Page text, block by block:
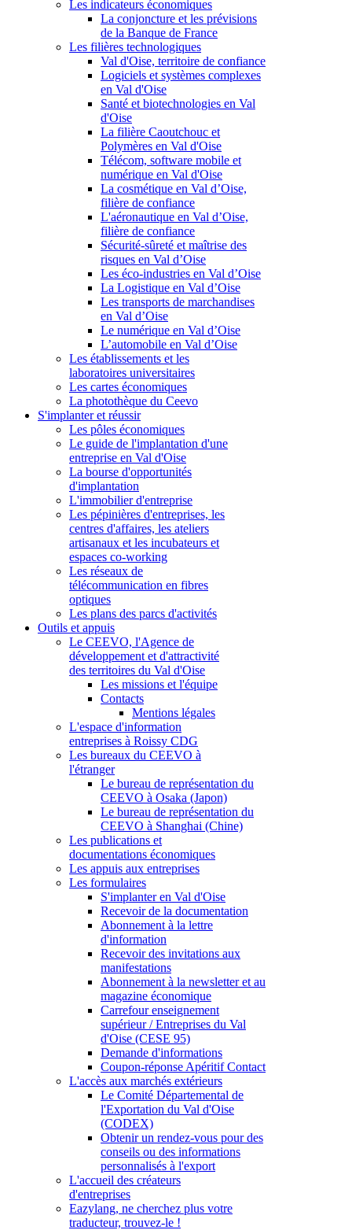
Les indicateurs économiques
La conjoncture et les prévisions
de la Banque de France
Les filières technologiques
Val d'Oise, territoire de confiance
Logiciels et systèmes complexes
en Val d'Oise
Santé et biotechnologies en Val
d'Oise
La filière Caoutchouc et
Polymères en Val d'Oise
Télécom, software mobile et
numérique en Val d'Oise
La cosmétique en Val d’Oise,
filière de confiance
L'aéronautique en Val d’Oise,
filière de confiance
Sécurité-sûreté et maîtrise des
risques en Val d’Oise
Les éco-industries en Val d’Oise
La Logistique en Val d’Oise
Les transports de marchandises
en Val d’Oise
Le numérique en Val d’Oise
L’automobile en Val d’Oise
Les établissements et les
laboratoires universitaires
Les cartes économiques
La photothèque du Ceevo
S'implanter et réussir
Les pôles économiques
Le guide de l'implantation d'une
entreprise en Val d'Oise
La bourse d'opportunités
d'implantation
L'immobilier d'entreprise
Les pépinières d'entreprises, les
centres d'affaires, les ateliers
artisanaux et les incubateurs et
espaces co-working
Les réseaux de
télécommunication en fibres
optiques
Les plans des parcs d'activités
Outils et appuis
Le CEEVO, l'Agence de
développement et d'attractivité
des territoires du Val d'Oise
Les missions et l'équipe
Contacts
Mentions légales
L'espace d'information
entreprises à Roissy CDG
Les bureaux du CEEVO à
l'étranger
Le bureau de représentation du
CEEVO à Osaka (Japon)
Le bureau de représentation du
CEEVO à Shanghai (Chine)
Les publications et
documentations économiques
Les appuis aux entreprises
Les formulaires
S'implanter en Val d'Oise
Recevoir de la documentation
Abonnement à la lettre
d'information
Recevoir des invitations aux
manifestations
Abonnement à la newsletter et au
magazine économique
Carrefour enseignement
supérieur / Entreprises du Val
d'Oise (CESE 95)
Demande d'informations
Coupon-réponse Apéritif Contact
L'accès aux marchés extérieurs
Le Comité Départemental de
l'Exportation du Val d'Oise
(CODEX)
Obtenir un rendez-vous pour des
conseils ou des informations
personnalisés à l'export
L'accueil des créateurs
d'entreprises
Eazylang, ne cherchez plus votre
traducteur, trouvez-le !